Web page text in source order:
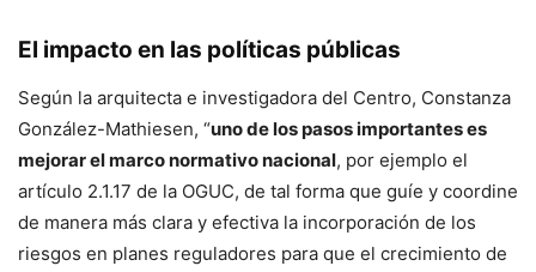
El impacto en las políticas públicas
Según la arquitecta e investigadora del Centro, Constanza
González-Mathiesen, “uno de los pasos importantes es
mejorar el marco normativo nacional, por ejemplo el
artículo 2.1.17 de la OGUC, de tal forma que guíe y coordine
de manera más clara y efectiva la incorporación de los
riesgos en planes reguladores para que el crecimiento de